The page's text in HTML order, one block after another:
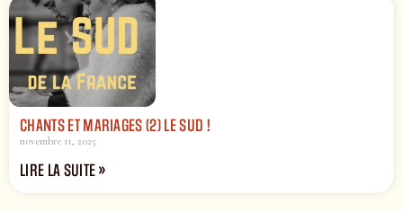
CHANTS ET MARIAGES (2) LE SUD !
novembre 11, 2025
LIRE LA SUITE »